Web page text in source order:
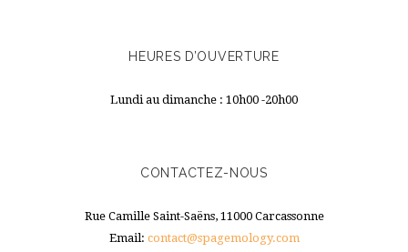
HEURES D’OUVERTURE
Lundi au dimanche : 10h00 -20h00
CONTACTEZ-NOUS
Rue Camille Saint-Saëns, 11000 Carcassonne
Email: contact@spagemology.com